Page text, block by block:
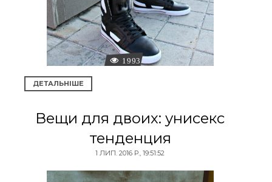
1993
ДЕТАЛЬНІШЕ
Вещи для двоих: унисекс
тенденция
1 ЛИП. 2016 Р., 19:51:52